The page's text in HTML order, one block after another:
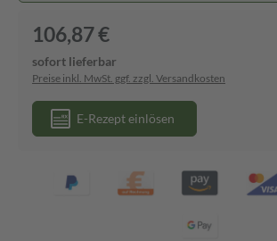
106,87 €
sofort lieferbar
Preise inkl. MwSt. ggf. zzgl. Versandkosten
E-Rezept einlösen